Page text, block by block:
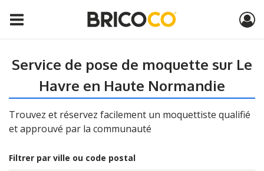
Service de pose de moquette sur Le
Havre en Haute Normandie
Trouvez et réservez facilement un moquettiste qualifié
et approuvé par la communauté
Filtrer par ville ou code postal